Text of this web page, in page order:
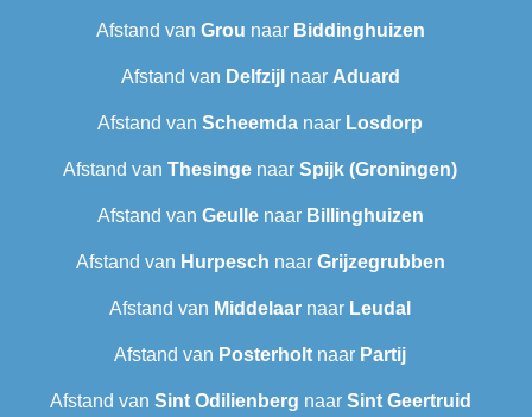
Afstand van Grou naar Biddinghuizen
Afstand van Delfzijl naar Aduard
Afstand van Scheemda naar Losdorp
Afstand van Thesinge naar Spijk (Groningen)
Afstand van Geullenaar Billinghuizen
Afstand van Hurpesch naar Grijzegrubben
Afstand van Middelaar naar Leudal‎
Afstand van Posterholt naar Partij
Afstand van Sint Odilienberg naar Sint Geertruid